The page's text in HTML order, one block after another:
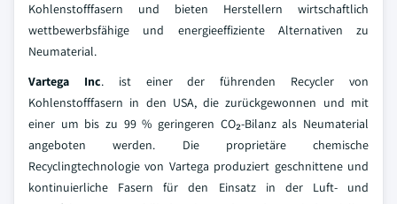
Kohlenstofffasern und bieten Herstellern wirtschaftlich
wettbewerbsfähige und energieeffiziente Alternativen zu
Neumaterial.
Vartega Inc. ist einer der führenden Recycler von
Kohlenstofffasern in den USA, die zurückgewonnen und mit
einer um bis zu 99 % geringeren CO₂-Bilanz als Neumaterial
angeboten werden. Die proprietäre chemische
Recyclingtechnologie von Vartega produziert geschnittene und
kontinuierliche Fasern für den Einsatz in der Luft- und